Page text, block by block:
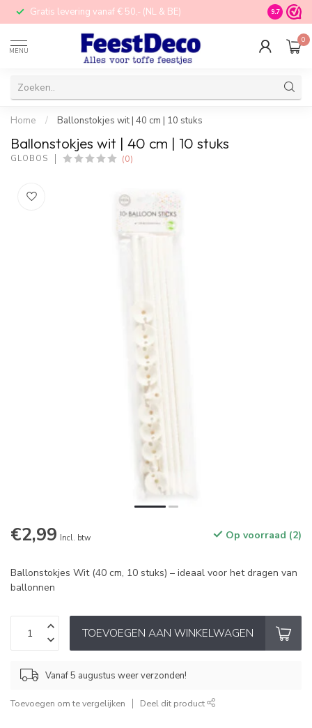
Gratis levering vanaf € 50,- (NL & BE) STORE in
9.7
MENU
0
Home / Ballonstokjes wit | 40 cm | 10 stuks
Ballonstokjes wit | 40 cm | 10 stuks
GLOBOS (0)
€2,99 Incl. btw Op voorraad (2)
Ballonstokjes Wit (40 cm, 10 stuks) – ideaal voor het dragen van
ballonnen
TOEVOEGEN AAN WINKELWAGEN
Vanaf 5 augustus weer verzonden!
Toevoegen om te vergelijken Deel dit product